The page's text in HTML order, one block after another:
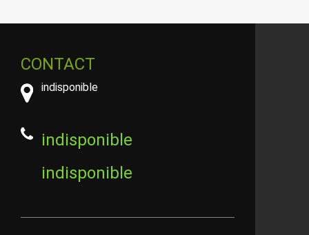
CONTACT
indisponible
indisponible
indisponible